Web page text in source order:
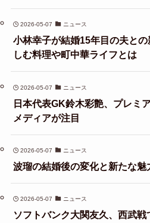
2026-05-07 ニュース
小林幸子が結婚15年目の夫と
しむ料理や町中華ライフとは
2026-05-07 ニュース
日本代表GK鈴木彩艶、プレミ
メディアが注目
2026-05-07 ニュース
波瑠の結婚後の変化と新たな魅
2026-05-07 ニュース
ソフトバンク大関友久、西武